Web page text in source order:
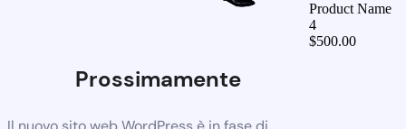
Prossimamente
Product Name
4
$500.00